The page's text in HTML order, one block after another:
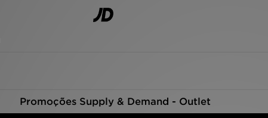
Promoções Supply & Demand - Outlet